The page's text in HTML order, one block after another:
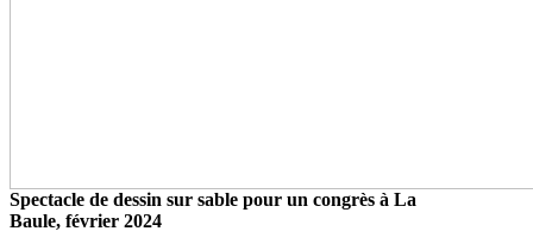
Spectacle de dessin sur sable pour un congrès à La
Baule, février 2024